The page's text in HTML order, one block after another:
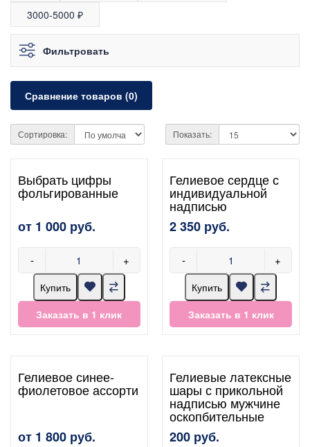
3000-5000 ₽
Фильтровать
Сравнение товаров (0)
Сортировка: Показать:
Выбрать цифры
фольгированные
от 1 000 руб.
- +
Купить
Заказать в 1 клик
Гелиевое сердце с
индивидуальной
надписью
2 350 руб.
- +
Купить
Заказать в 1 клик
Гелиевое синее-
фиолетовое ассорти
от 1 800 руб.
Гелиевые латексные
шары с прикольной
надписью мужчине
оскопбительные
200 руб.